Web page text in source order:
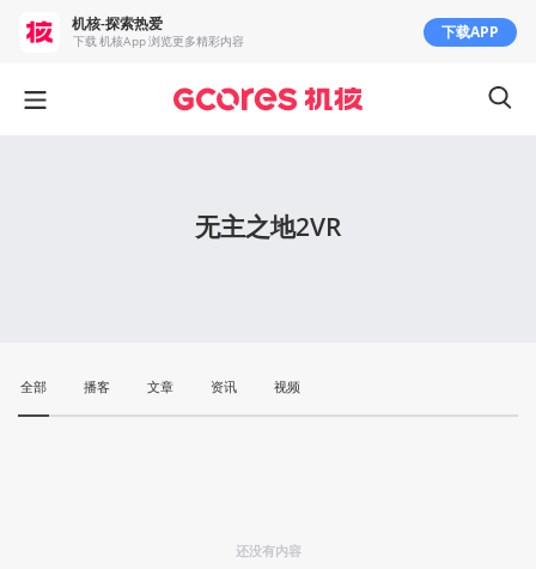
无主之地2VR
全部 播客 文章 资讯 视频
还没有内容
机核-探索热爱
下载 机核App 浏览更多精彩内容 下载APP